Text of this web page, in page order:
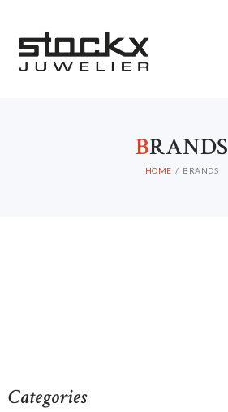
BRANDS
HOME BRANDS
Categories